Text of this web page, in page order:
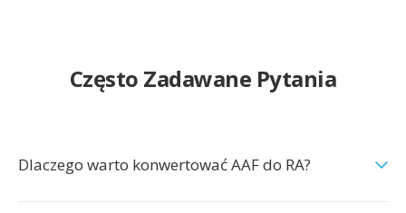
Często Zadawane Pytania
Dlaczego warto konwertować AAF do RA?